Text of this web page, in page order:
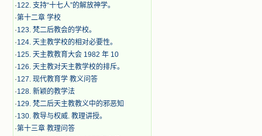
·122. 支持“十七人”的解放神学。
·第十二章 学校
·123. 梵二后教会的学校。
·124. 天主教学校的相对必要性。
·125. 天主教教育大会 1982 年 10
·126. 天主教对天主教学校的排斥。
·127. 现代教育学 教义问答
·128. 新颖的教学法
·129. 梵二后天主教教义中的邪恶知
·130. 教导与权威. 教理讲授。
·第十三章 教理问答